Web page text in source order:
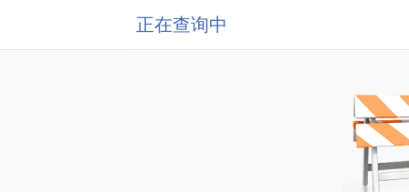
正在查询中